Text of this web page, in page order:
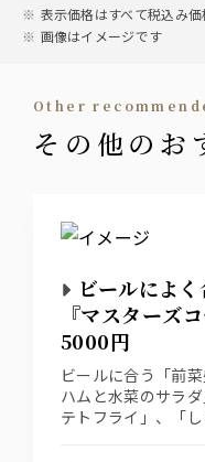
ウィスキー
・CCハイボール ・角
【ウィスキー】・ジム
ーチャーズ
水割り/ロック/スト
ワイン
カクテル
ツ・ファジーネーブル
・カシスソーダ・カ
チウーロン・アップ
・スクリュードライ
表示価格はすべて税込み価
画像はイメージです
other
その他の
ビールによ
『マスターズ
5000円
ビールに合う「前
ハムと水菜のサラ
テトフライ」、「